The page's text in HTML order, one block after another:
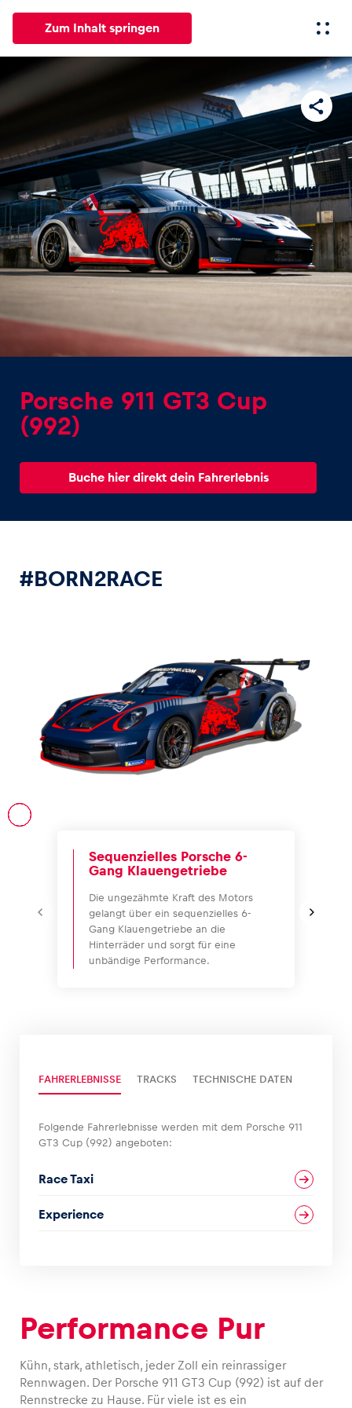
Zum Inhalt springen
Erlebnisse
News
Alle anzeigen
Events
Erlebnisse
Alle anzeigen
Business
Glossar
Porsche 911 GT3 Cup
(992)
Buche hier direkt dein Fahrerlebnis
#BORN2RACE
Sequenzielles Porsche 6-
Gang Klauengetriebe
Die ungezähmte Kraft des Motors
gelangt über ein sequenzielles 6-
Gang Klauengetriebe an die
Hinterräder und sorgt für eine
unbändige Performance.
FAHRERLEBNISSE TRACKS TECHNISCHE DATEN
Folgende Fahrerlebnisse werden mit dem Porsche 911
GT3 Cup (992) angeboten:
Race Taxi
Experience
Performance Pur
Kühn, stark, athletisch, jeder Zoll ein reinrassiger
Rennwagen. Der Porsche 911 GT3 Cup (992) ist auf der
Rennstrecke zu Hause. Für viele ist es ein